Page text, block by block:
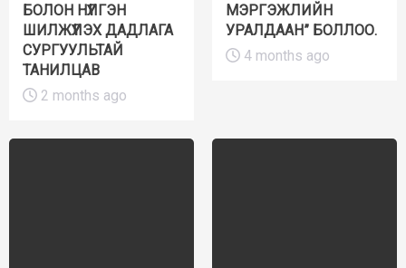
БОЛОН НҮҮЛГЭН
ШИЛЖҮҮЛЭХ ДАДЛАГА
СУРГУУЛЬТАЙ
ТАНИЛЦАВ
2 months ago
МЭРГЭЖЛИЙН
УРАЛДААН” БОЛЛОО.
4 months ago